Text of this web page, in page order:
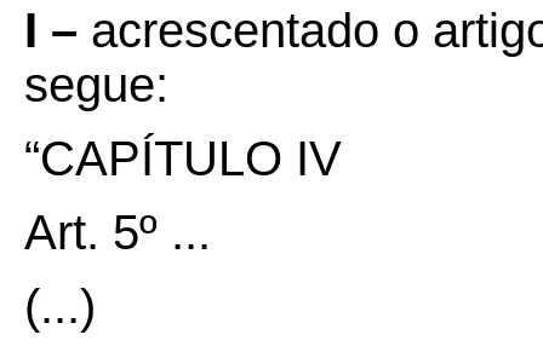
I – acrescentado o
segue:
“CAPÍTULO IV
Art. 5º ...
(...)